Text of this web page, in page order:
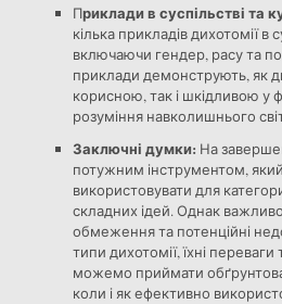
Приклади в суспільстві та
кілька прикладів дихотомії в
включаючи гендер, расу та
приклади демонструють, як
корисною, так і шкідливою у
розуміння навколишнього
Заключні думки: На
потужним інструментом,
використовувати для
складних ідей. Однак
обмеження та потенційні
типи дихотомії, їхні
можемо приймати
коли і як ефективно